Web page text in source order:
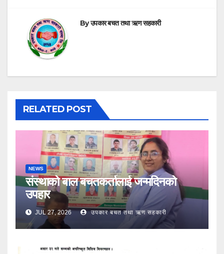
Byउपकार बचत तथा ऋण सहकारी
RELATED POST
NEWS
संस्थाको बाल बचतकर्तालाई जन्मदिनको
उपहार
JUL 27, 2026 उपकार बचत तथा ऋण सहकारी